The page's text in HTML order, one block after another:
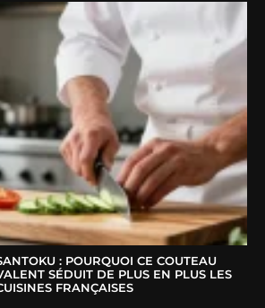
: POURQUOI CE COUTEAU
SÉDUIT DE PLUS EN PLUS LES
FRANÇAISES